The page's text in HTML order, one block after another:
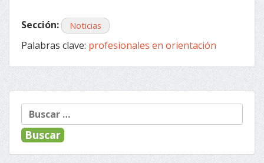
Sección: Noticias
Palabras clave: profesionales en orientación
Navegación
de